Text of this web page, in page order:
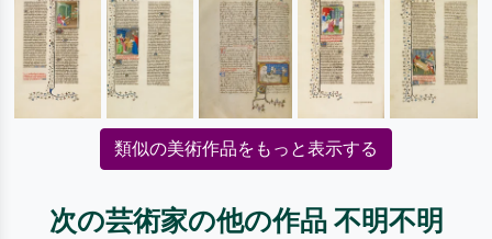
類似の美術作品をもっと表示する
次の芸術家の他の作品 不明不明